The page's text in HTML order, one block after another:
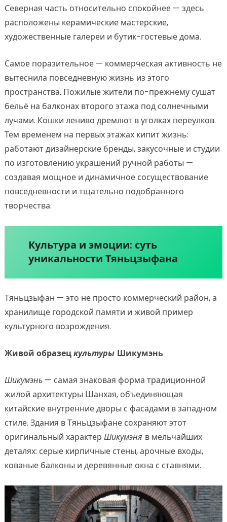
Северная часть относительно спокойнее — здесь
расположены керамические мастерские,
художественные галереи и бутик-гостевые дома.
Самое поразительное — коммерческая активность не
вытеснила повседневную жизнь из этого
пространства. Пожилые жители по-прежнему сушат
бельё на балконах второго этажа под солнечными
лучами. Кошки лениво дремлют в уголках переулков.
Тем временем на первых этажах кипит жизнь:
работают дизайнерские бренды, закусочные и студии
по изготовлению украшений ручной работы —
создавая мощное и динамичное сосуществование
повседневности и тщательно подобранного
творчества.
Культура и эмоции: суть
уникальности Тяньцзыфана
Тяньцзыфан — это не просто коммерческий район, а
хранилище городской памяти и живой пример
культурного возрождения.
Живой образецкультуры Шикумэнь
Шикумэнь— самая знаковая форма традиционной
жилой архитектуры Шанхая, объединяющая
китайские внутренние дворы с фасадами в западном
стиле. Здания в Тяньцзыфане сохраняют этот
оригинальный характер Шикумэня в мельчайших
деталях: серые кирпичные стены, арочные входы,
кованые балконы и деревянные окна с ставнями.